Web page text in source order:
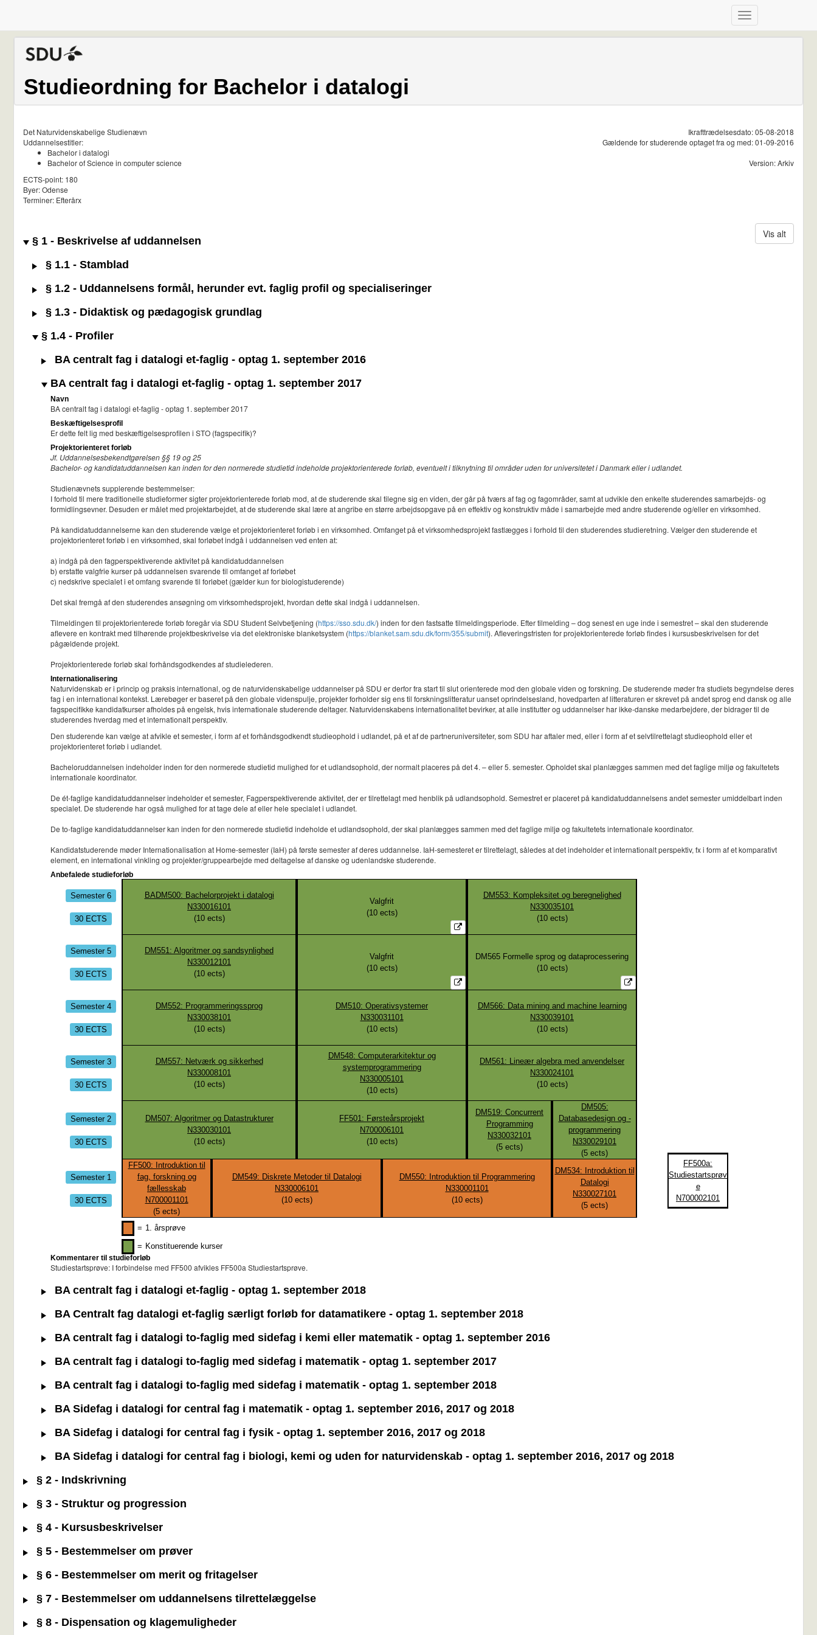
Studieordning for Bachelor i datalogi
Det Naturvidenskabelige Studienævn
Uddannelsestitler:
Bachelor i datalogi
Bachelor of Science in computer science
ECTS-point: 180
Byer: Odense
Terminer: Efterårx
Ikrafttrædelsesdato: 05-08-2018
Gældende for studerende optaget fra og med: 01-09-2016
Version: Arkiv
Vis alt
§ 1 - Beskrivelse af uddannelsen
§ 1.1 - Stamblad
§ 1.2 - Uddannelsens formål, herunder evt. faglig profil og specialiseringer
§ 1.3 - Didaktisk og pædagogisk grundlag
§ 1.4 - Profiler
BA centralt fag i datalogi et-faglig - optag 1. september 2016
BA centralt fag i datalogi et-faglig - optag 1. september 2017
Navn
BA centralt fag i datalogi et-faglig - optag 1. september 2017
Beskæftigelsesprofil
Er dette felt lig med beskæftigelsesprofilen i STO (fagspecifik)?
Projektorienteret forløb
Jf. Uddannelsesbekendtgørelsen §§ 19 og 25
Bachelor- og kandidatuddannelsen kan inden for den normerede studietid indeholde projektorienterede forløb, eventuelt i tilknytning til områder uden for universitetet i Danmark eller i udlandet.
Studienævnets supplerende bestemmelser:
I forhold til mere traditionelle studieformer sigter projektorienterede forløb mod, at de studerende skal tilegne sig en viden, der går på tværs af fag og fagområder, samt at udvikle den enkelte studerendes samarbejds- og
formidlingsevner. Desuden er målet med projektarbejdet, at de studerende skal lære at angribe en større arbejdsopgave på en effektiv og konstruktiv måde i samarbejde med andre studerende og/eller en virksomhed.
På kandidatuddannelserne kan den studerende vælge et projektorienteret forløb i en virksomhed. Omfanget på et virksomhedsprojekt fastlægges i forhold til den studerendes studieretning. Vælger den studerende et
projektorienteret forløb i en virksomhed, skal forløbet indgå i uddannelsen ved enten at:
a) indgå på den fagperspektiverende aktivitet på kandidatuddannelsen
b) erstatte valgfrie kurser på uddannelsen svarende til omfanget af forløbet
c) nedskrive specialet i et omfang svarende til forløbet (gælder kun for biologistuderende)
Det skal fremgå af den studerendes ansøgning om virksomhedsprojekt, hvordan dette skal indgå i uddannelsen.
Tilmeldingen til projektorienterede forløb foregår via SDU Student Selvbetjening (https://sso.sdu.dk/) inden for den fastsatte tilmeldingsperiode. Efter tilmelding – dog senest en uge inde i semestret – skal den studerende
aflevere en kontrakt med tilhørende projektbeskrivelse via det elektroniske blanketsystem (https://blanket.sam.sdu.dk/form/355/submit). Afleveringsfristen for projektorienterede forløb findes i kursusbeskrivelsen for det
pågældende projekt.
Projektorienterede forløb skal forhåndsgodkendes af studielederen.
Internationalisering
Naturvidenskab er i princip og praksis international, og de naturvidenskabelige uddannelser på SDU er derfor fra start til slut orienterede mod den globale viden og forskning. De studerende møder fra studiets begyndelse deres
fag i en international kontekst. Lærebøger er baseret på den globale videnspulje, projekter forholder sig ens til forskningslitteratur uanset oprindelsesland, hovedparten af litteraturen er skrevet på andet sprog end dansk og alle
fagspecifikke kandidatkurser afholdes på engelsk, hvis internationale studerende deltager. Naturvidenskabens internationalitet bevirker, at alle institutter og uddannelser har ikke-danske medarbejdere, der bidrager til de
studerendes hverdag med et internationalt perspektiv.
Den studerende kan vælge at afvikle et semester, i form af et forhåndsgodkendt studieophold i udlandet, på et af de partneruniversiteter, som SDU har aftaler med, eller i form af et selvtilrettelagt studieophold eller et
projektorienteret forløb i udlandet.
Bacheloruddannelsen indeholder inden for den normerede studietid mulighed for et udlandsophold, der normalt placeres på det 4. – eller 5. semester. Opholdet skal planlægges sammen med det faglige miljø og fakultetets
internationale koordinator.
De ét-faglige kandidatuddannelser indeholder et semester, Fagperspektiverende aktivitet, der er tilrettelagt med henblik på udlandsophold. Semestret er placeret på kandidatuddannelsens andet semester umiddelbart inden
specialet. De studerende har også mulighed for at tage dele af eller hele specialet i udlandet.
De to-faglige kandidatuddannelser kan inden for den normerede studietid indeholde et udlandsophold, der skal planlægges sammen med det faglige miljø og fakultetets internationale koordinator.
Kandidatstuderende møder Internationalisation at Home-semester (IaH) på første semester af deres uddannelse. IaH-semesteret er tilrettelagt, således at det indeholder et internationalt perspektiv, fx i form af et komparativt
element, en international vinkling og projekter/gruppearbejde med deltagelse af danske og udenlandske studerende.
Anbefalede studieforløb
Semester 6
30 ECTS
BADM500: Bachelorprojekt i datalogi
N330016101
(10ects)
Valgfrit
(10ects)
DM553: Kompleksitet og beregnelighed
N330035101
(10ects)
Semester 5
30 ECTS
DM551: Algoritmer og sandsynlighed
N330012101
(10ects)
Valgfrit
(10ects)
DM565 Formelle sprog og dataprocessering
(10ects)
Semester 4
30 ECTS
DM552: Programmeringssprog
N330038101
(10ects)
DM510: Operativsystemer
N330031101
(10ects)
DM566: Data mining and machine learning
N330039101
(10ects)
Semester 3
30 ECTS
DM557: Netværk og sikkerhed
N330008101
(10ects)
DM548: Computerarkitektur og
systemprogrammering
N330005101
(10ects)
DM561: Lineær algebra med anvendelser
N330024101
(10ects)
Semester 2
30 ECTS
DM507: Algoritmer og Datastrukturer
N330030101
(10ects)
FF501: Førsteårsprojekt
N700006101
(10ects)
DM519: Concurrent
Programming
N330032101
(5 ects)
DM505:
Databasedesign og -
programmering
N330029101
(5 ects)
Semester 1
30 ECTS
FF500: Introduktion til
fag, forskning og
fællesskab
N700001101
(5 ects)
DM549: Diskrete Metoder til Datalogi
N330006101
(10ects)
DM550: Introduktion til Programmering
N330001101
(10ects)
DM534: Introduktion til
Datalogi
N330027101
(5 ects)
= 1. årsprøve
= Konstituerende kurser
FF500a:
Studiestartsprøv
e
N700002101
Kommentarer til studieforløb
Studiestartsprøve: I forbindelse med FF500 afvikles FF500a Studiestartsprøve.
BA centralt fag i datalogi et-faglig - optag 1. september 2018
BA Centralt fag datalogi et-faglig særligt forløb for datamatikere - optag 1. september 2018
BA centralt fag i datalogi to-faglig med sidefag i kemi eller matematik - optag 1. september 2016
BA centralt fag i datalogi to-faglig med sidefag i matematik - optag 1. september 2017
BA centralt fag i datalogi to-faglig med sidefag i matematik - optag 1. september 2018
BA Sidefag i datalogi for central fag i matematik - optag 1. september 2016, 2017 og 2018
BA Sidefag i datalogi for central fag i fysik - optag 1. september 2016, 2017 og 2018
BA Sidefag i datalogi for central fag i biologi, kemi og uden for naturvidenskab - optag 1. september 2016, 2017 og 2018
§ 2 - Indskrivning
§ 3 - Struktur og progression
§ 4 - Kursusbeskrivelser
§ 5 - Bestemmelser om prøver
§ 6 - Bestemmelser om merit og fritagelser
§ 7 - Bestemmelser om uddannelsens tilrettelæggelse
§ 8 - Dispensation og klagemuligheder